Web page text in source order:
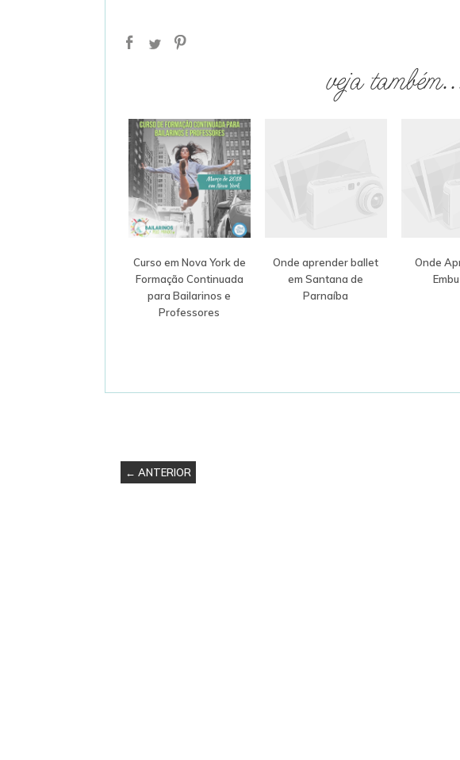
veja
Curso em Nova York de
Formação Continuada
para Bailarinos e
Professores
Onde aprender ballet
em Santana de
Parnaíba
Onde
← ANTERIOR